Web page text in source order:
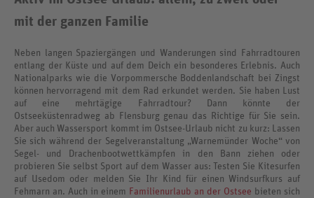
mit der ganzen Familie
Neben langen Spaziergängen und Wanderungen sind Fahrradtouren
entlang der Küste und auf dem Deich ein besonderes Erlebnis. Auch
Nationalparks wie die Vorpommersche Boddenlandschaft bei Zingst
können hervorragend mit dem Rad erkundet werden. Sie haben Lust
auf eine mehrtägige Fahrradtour? Dann könnte der
Ostseeküstenradweg ab Flensburg genau das Richtige für Sie sein.
Aber auch Wassersport kommt im Ostsee-Urlaub nicht zu kurz: Lassen
Sie sich während der Segelveranstaltung „Warnemünder Woche“ von
Segel- und Drachenbootwettkämpfen in den Bann ziehen oder
probieren Sie selbst Sport auf dem Wasser aus: Testen Sie Kitesurfen
auf Usedom oder melden Sie Ihr Kind für einen Windsurfkurs auf
Fehmarn an. Auch in einem Familienurlaub an der Ostsee bieten sich